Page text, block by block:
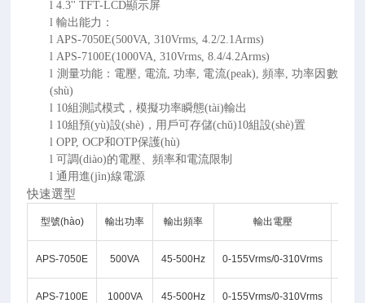
l4.3'' TFT-LCD顯示屏
l輸出能力：
lAPS-7050E(500VA, 310Vrms, 4.2/2.1Arms)
lAPS-7100E(1000VA, 310Vrms, 8.4/4.2Arms)
l 測量功能：電壓 , 電流, 功率, 電流(peak), 頻率, 功率因數
(shù)
l 10組測試模式，模擬功率瞬態(tài)輸出
l 10組預(yù)設(shè)，用戶可存儲(chǔ)10組設(shè)置
lOPP, OCP和OTP保護(hù)
l可調(diào)的電壓、頻率和電流限制
l通用進(jìn)線電源
快速選型
型號(hào) 輸出功率 輸出頻率 輸出電壓
APS-7050E 500VA 45-500Hz 0-155Vrms/0-310Vrms
APS-7100E 1000VA 45-500Hz 0-155Vrms/0-310Vrms